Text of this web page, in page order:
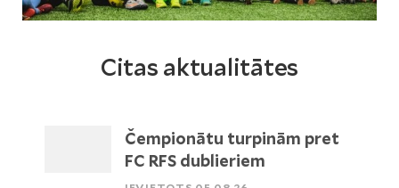
Citas aktualitātes
Čempionātu turpinām pret
FC RFS dublieriem